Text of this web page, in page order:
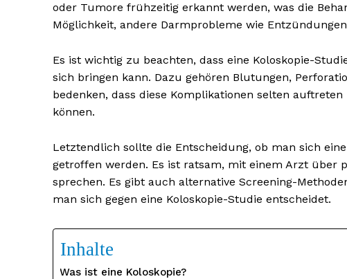
oder Tumore frühzeitig erkannt werden, was die
Möglichkeit, andere Darmprobleme wie
Es ist wichtig zu beachten, dass eine Koloskopie-
sich bringen kann. Dazu gehören Blutungen,
bedenken, dass diese Komplikationen selten
können.
Letztendlich sollte die Entscheidung, ob man sich
getroffen werden. Es ist ratsam, mit einem Arzt über
sprechen. Es gibt auch alternative Screening-
man sich gegen eine Koloskopie-Studie entscheidet.
Inhalte
Was ist eine Koloskopie?